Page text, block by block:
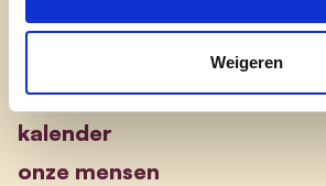
Weigeren
cd&v Brasschaat
nieuws
kalender
onze mensen